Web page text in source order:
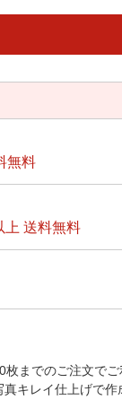
無料
送料無料
までのご注文でご
キレイ仕上げで